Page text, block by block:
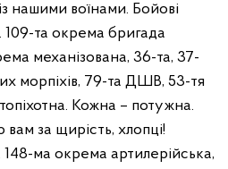
нашими воїнами. Бойові
та окрема бригада
механізована, 36-та, 37-
морпіхів, 79-та ДШВ, 53-тя
Кожна – потужна.
за щирість, хлопці!
ма окрема артилерійська,